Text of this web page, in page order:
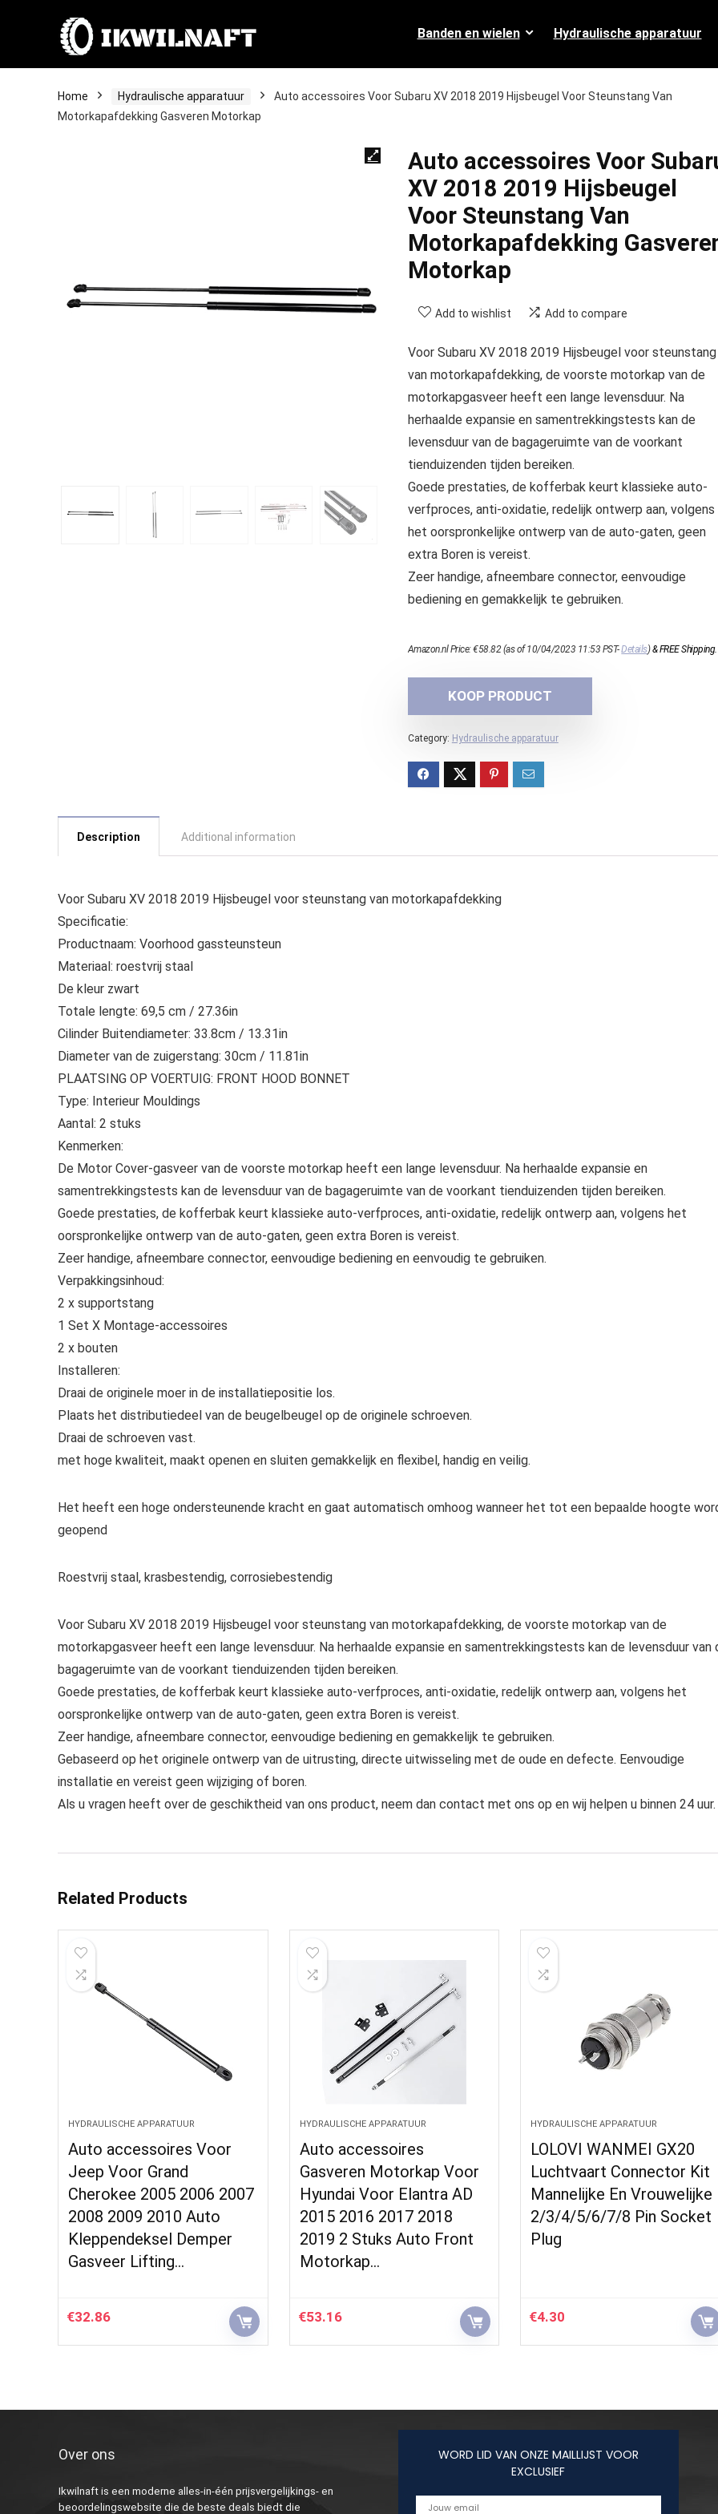
Banden en wielen Hydraulische apparatuur
Home Hydraulische apparatuur
Auto accessoires Voor Subaru XV 2018 2019 Hijsbeugel Voor Steunstang Van
Motorkapafdekking Gasveren Motorkap
Auto accessoires Voor
XV 2018 2019 Hijsbeugel
Voor Steunstang Van
Motorkapafdekking
Motorkap
Add to wishlist Add to compare
Voor Subaru XV 2018 2019 Hijsbeugel voor steunstang
van motorkapafdekking, de voorste motorkap van de
motorkapgasveer heeft een lange levensduur. Na
herhaalde expansie en samentrekkingstests kan de
levensduur van de bagageruimte van de voorkant
tienduizenden tijden bereiken.
Goede prestaties, de kofferbak keurt klassieke auto-
verfproces, anti-oxidatie, redelijk ontwerp aan, volgens
het oorspronkelijke ontwerp van de auto-gaten, geen
extra Boren is vereist.
Zeer handige, afneembare connector, eenvoudige
bediening en gemakkelijk te gebruiken.
Amazon.nl Price:€58.82 (as of 10/04/2023 11:53 PST-Details)&FREE Shipping.
KOOP PRODUCT
Category: Hydraulische apparatuur
Description Additional information
Voor Subaru XV 2018 2019 Hijsbeugel voor steunstang van motorkapafdekking
Specificatie:
Productnaam: Voorhood gassteunsteun
Materiaal: roestvrij staal
De kleur zwart
Totale lengte: 69,5 cm / 27.36in
Cilinder Buitendiameter: 33.8cm / 13.31in
Diameter van de zuigerstang: 30cm / 11.81in
PLAATSING OP VOERTUIG: FRONT HOOD BONNET
Type: Interieur Mouldings
Aantal: 2 stuks
Kenmerken:
De Motor Cover-gasveer van de voorste motorkap heeft een lange levensduur. Na herhaalde expansie en
samentrekkingstests kan de levensduur van de bagageruimte van de voorkant tienduizenden tijden bereiken.
Goede prestaties, de kofferbak keurt klassieke auto-verfproces, anti-oxidatie, redelijk ontwerp aan, volgens het
oorspronkelijke ontwerp van de auto-gaten, geen extra Boren is vereist.
Zeer handige, afneembare connector, eenvoudige bediening en eenvoudig te gebruiken.
Verpakkingsinhoud:
2 x supportstang
1 Set X Montage-accessoires
2 x bouten
Installeren:
Draai de originele moer in de installatiepositie los.
Plaats het distributiedeel van de beugelbeugel op de originele schroeven.
Draai de schroeven vast.
met hoge kwaliteit, maakt openen en sluiten gemakkelijk en flexibel, handig en veilig.
Het heeft een hoge ondersteunende kracht en gaat automatisch omhoog wanneer het tot een bepaalde hoogte
geopend
Roestvrij staal, krasbestendig, corrosiebestendig
Voor Subaru XV 2018 2019 Hijsbeugel voor steunstang van motorkapafdekking, de voorste motorkap van de
motorkapgasveer heeft een lange levensduur. Na herhaalde expansie en samentrekkingstests kan de levensduur van
bagageruimte van de voorkant tienduizenden tijden bereiken.
Goede prestaties, de kofferbak keurt klassieke auto-verfproces, anti-oxidatie, redelijk ontwerp aan, volgens het
oorspronkelijke ontwerp van de auto-gaten, geen extra Boren is vereist.
Zeer handige, afneembare connector, eenvoudige bediening en gemakkelijk te gebruiken.
Gebaseerd op het originele ontwerp van de uitrusting, directe uitwisseling met de oude en defecte. Eenvoudige
installatie en vereist geen wijziging of boren.
Als u vragen heeft over de geschiktheid van ons product, neem dan contact met ons op en wij helpen u binnen 24 uur.
Related Products
HYDRAULISCHE APPARATUUR
Auto accessoires Voor
Jeep Voor Grand
Cherokee 2005 2006 2007
2008 2009 2010 Auto
Kleppendeksel Demper
Gasveer Lifting…
€32.86
HYDRAULISCHE APPARATUUR
Auto accessoires
Gasveren Motorkap Voor
Hyundai Voor Elantra AD
2015 2016 2017 2018
2019 2 Stuks Auto Front
Motorkap…
€53.16
HYDRAULISCHE APPARATUUR
LOLOVI WANMEI GX20
Luchtvaart Connector Kit
Mannelijke En Vrouwelijke
2/3/4/5/6/7/8 Pin Socket
Plug
€4.30
Over ons
Ikwilnaft is een moderne alles-in-één prijsvergelijkings- en
beoordelingswebsite die de beste deals biedt die
WORD LID VAN ONZE MAILLIJST VOOR
EXCLUSIEF